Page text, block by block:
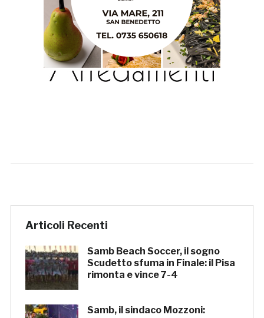
Articoli Recenti
Samb Beach Soccer, il sogno
Scudetto sfuma in Finale: il Pisa
rimonta e vince 7-4
Samb, il sindaco Mozzoni: